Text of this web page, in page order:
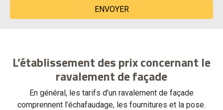
L’établissement des prix concernant le
ravalement de façade
En général, les tarifs d’un ravalement de façade
comprennent l’échafaudage, les fournitures et la pose.